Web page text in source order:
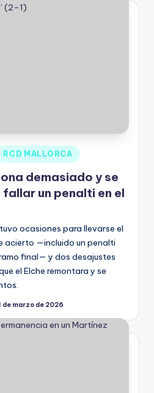
RCD MALLORCA
demasiado y se
un penalti en el
ocasiones para llevarse el
acierto —incluido un penalti
final— y dos desajustes
el Elche remontara y se
de marzo de 2026